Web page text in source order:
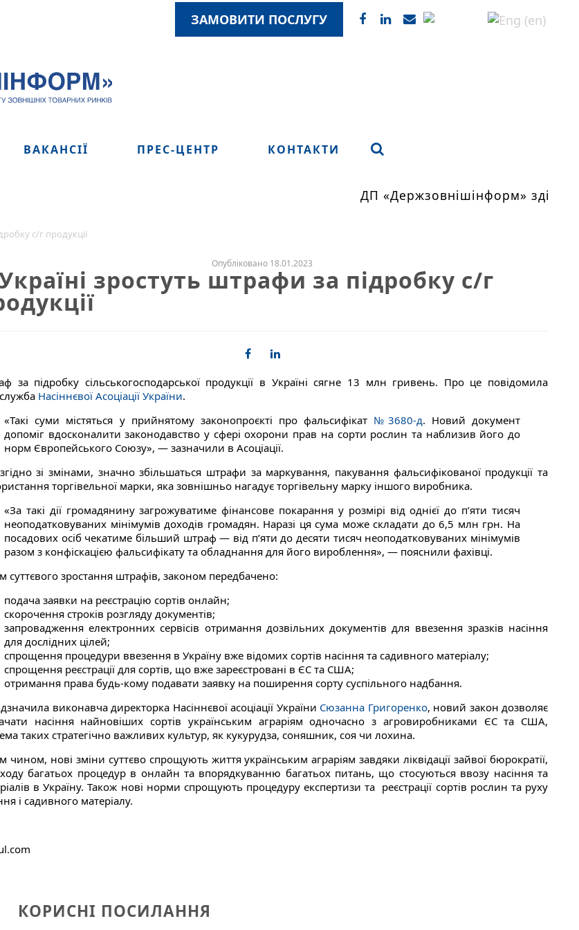
ЗАМОВИТИ ПОСЛУГУ
ВАКАНСІЇ ПРЕС-ЦЕНТР КОНТАКТИ
ДП «Держзовнішінформ»
с/г продукції
Опубліковано 18.01.2023
зростуть штрафи за підробку с/г
за підробку сільськогосподарської продукції в Україні сягне 13 млн гривень. Про це повідомила
Насіннєвої Асоціації України.
«Такі суми містяться у прийнятому законопроєкті про фальсифікат №3680-д. Новий документ
допоміг вдосконалити законодавство у сфері охорони прав на сорти рослин та наблизив його до
норм Європейського Союзу», — зазначили в Асоціації.
зі змінами, значно збільшаться штрафи за маркування, пакування фальсифікованої продукції та
торгівельної марки, яка зовнішньо нагадує торгівельну марку іншого виробника.
«За такі дії громадянину загрожуватиме фінансове покарання у розмірі від однієї до п’яти тисяч
неоподатковуваних мінімумів доходів громадян. Наразі ця сума може складати до 6,5 млн грн. На
посадових осіб чекатиме більший штраф — від п’яти до десяти тисяч неоподатковуваних мінімумів
разом з конфіскацією фальсифікату та обладнання для його вироблення», — пояснили фахівці.
суттєвого зростання штрафів, законом передбачено:
подача заявки на реєстрацію сортів онлайн;
скорочення строків розгляду документів;
запровадження електронних сервісів отримання дозвільних документів для ввезення зразків насіння
для дослідних цілей;
спрощення процедури ввезення в Україну вже відомих сортів насіння та садивного матеріалу;
спрощення реєстрації для сортів, що вже зареєстровані в ЄС та США;
отримання права будь-кому подавати заявку на поширення сорту суспільного надбання.
виконавча директорка Насіннєвої асоціації України Сюзанна Григоренко, новий закон дозволяє
насіння найновіших сортів українським аграріям одночасно з агровиробниками ЄС та США,
таких стратегічно важливих культур, як кукурудза, соняшник, соя чи лохина.
чином, нові зміни суттєво спрощують життя українським аграріям завдяки ліквідації зайвої бюрократії,
багатьох процедур в онлайн та впорядкуванню багатьох питань, що стосуються ввозу насіння та
в Україну. Також нові норми спрощують процедуру експертизи та реєстрації сортів рослин та руху
і садивного матеріалу.
КОРИСНІ ПОСИЛАННЯ